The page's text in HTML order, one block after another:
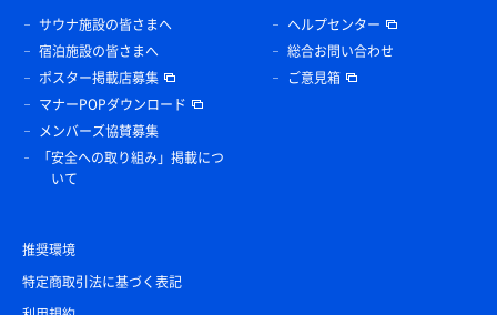
サウナ施設の皆さまへ
宿泊施設の皆さまへ
ポスター掲載店募集
マナーPOPダウンロード
メンバーズ協賛募集
「安全への取り組み」掲載につ
いて
ヘルプセンター
総合お問い合わせ
ご意見箱
推奨環境
特定商取引法に基づく表記